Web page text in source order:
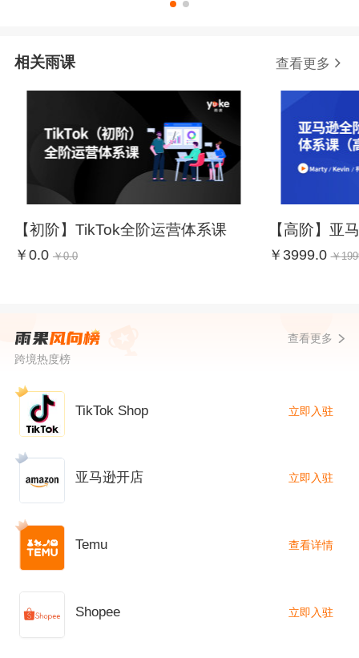
相关雨课 查看更多
【初阶】TikTok全阶运营体系课
￥ 0.0 ￥0.0
【高阶】亚
￥ 3999.0 ￥
跨境热度榜
查看更多
TikTok Shop 立即入驻
亚马逊开店 立即入驻
Temu 查看详情
Shopee 立即入驻